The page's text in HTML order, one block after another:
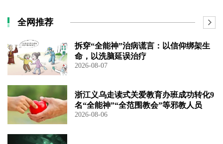
全网推荐
拆穿“全能神”治病谎言：以信仰绑架生
命，以洗脑延误治疗
2026-08-07
浙江义乌走读式关爱教育办班成功转化9
名“全能神”“全范围教会”等邪教人员
2026-08-06